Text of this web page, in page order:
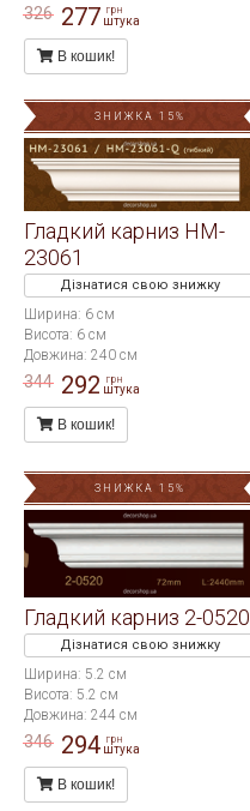
326 277 грн
штука
В кошик!
ЗНИЖКА 15%
Гладкий карниз HM-
23061
Дізнатися свою знижку
Ширина: 6 см
Висота: 6 см
Довжина: 240 см
344 292 грн
штука
В кошик!
ЗНИЖКА 15%
Гладкий карниз 2-0520
Дізнатися свою знижку
Ширина: 5.2 см
Висота: 5.2 см
Довжина: 244 см
346 294 грн
штука
В кошик!